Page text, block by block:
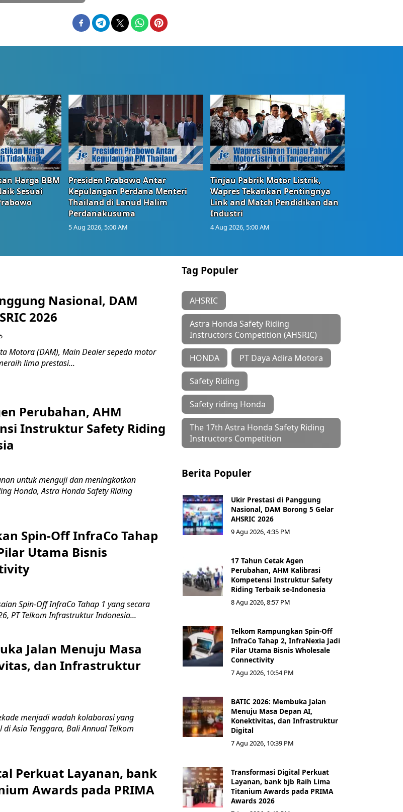
Harga BBM
Sesuai
Presiden Prabowo Antar
Kepulangan Perdana Menteri
Thailand di Lanud Halim
Perdanakusuma
5 Aug 2026, 5:00 AM
Tinjau Pabrik Motor Listrik,
Wapres Tekankan Pentingnya
Link and Match Pendidikan dan
Industri
4 Aug 2026, 5:00 AM
Nasional, DAM
2026
Motora (DAM), Main Dealer sepeda motor
lima prestasi...
Perubahan, AHM
Instruktur Safety Riding
untuk menguji dan meningkatkan
Honda, Astra Honda Safety Riding
Spin-Off InfraCo Tahap
Utama Bisnis
Spin-Off InfraCo Tahap 1 yang secara
PT Telkom Infrastruktur Indonesia...
Jalan Menuju Masa
dan Infrastruktur
menjadi wadah kolaborasi yang
Asia Tenggara, Bali Annual Telkom
Perkuat Layanan, bank
Awards pada PRIMA
Tag Populer
AHSRIC
Astra Honda Safety Riding
Instructors Competition (AHSRIC)
HONDA PT Daya Adira Motora
Safety Riding
Safety riding Honda
The 17th Astra Honda Safety Riding
Instructors Competition
Berita Populer
Ukir Prestasi di Panggung
Nasional, DAM Borong 5 Gelar
AHSRIC 2026
9 Agu 2026, 4:35 PM
17 Tahun Cetak Agen
Perubahan, AHM Kalibrasi
Kompetensi Instruktur Safety
Riding Terbaik se-Indonesia
8 Agu 2026, 8:57 PM
Telkom Rampungkan Spin-Off
InfraCo Tahap 2, InfraNexia Jadi
Pilar Utama Bisnis Wholesale
Connectivity
7 Agu 2026, 10:54 PM
BATIC 2026: Membuka Jalan
Menuju Masa Depan AI,
Konektivitas, dan Infrastruktur
Digital
7 Agu 2026, 10:39 PM
Transformasi Digital Perkuat
Layanan, bank bjb Raih Lima
Titanium Awards pada PRIMA
Awards 2026